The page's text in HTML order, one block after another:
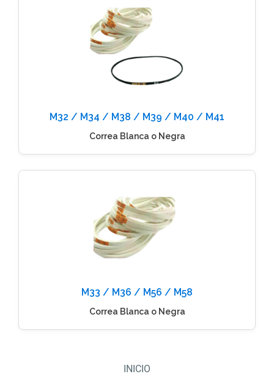
M32 / M34 / M38 / M39 / M40 / M41
Correa Blanca o Negra
M33 / M36 / M56 / M58
Correa Blanca o Negra
INICIO